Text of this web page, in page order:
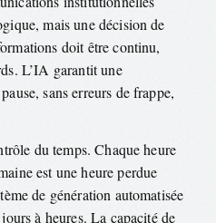
mais une décision de
doit être continu,
L’IA garantit une
sans erreurs de frappe,
du temps. Chaque heure
est une heure perdue
de génération automatisée
à heures. La capacité de